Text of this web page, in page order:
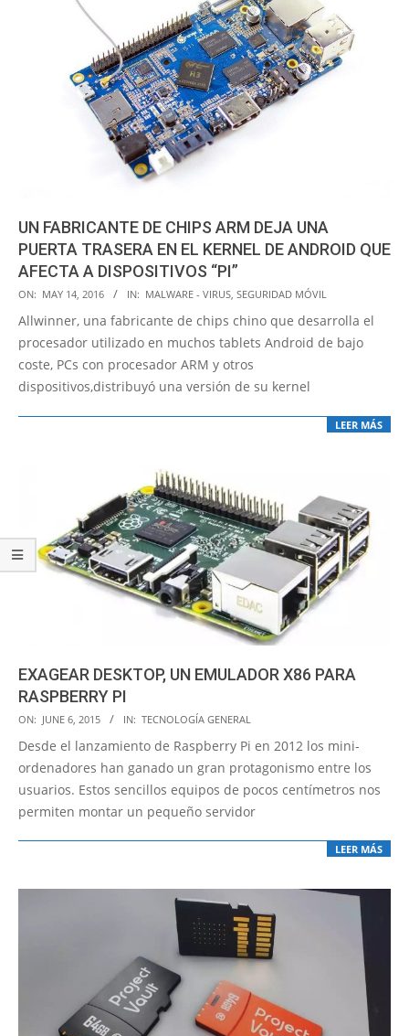
UN FABRICANTE DE CHIPS ARM DEJA UNA
PUERTA TRASERA EN EL KERNEL DE ANDROID QUE
AFECTA A DISPOSITIVOS “PI”
2016-
05-
14
ON: MAY 14, 2016 IN: MALWARE - VIRUS SEGURIDAD MÓVIL
Allwinner, una fabricante de chips chino que desarrolla el
procesador utilizado en muchos tablets Android de bajo
coste, PCs con procesador ARM y otros
dispositivos,distribuyó una versión de su kernel
LEER MÁS
EXAGEAR DESKTOP, UN EMULADOR X86 PARA
RASPBERRY PI
2015-
06-
06
ON: JUNE 6, 2015 IN: TECNOLOGÍA GENERAL
Desde el lanzamiento de Raspberry Pi en 2012 los mini-
ordenadores han ganado un gran protagonismo entre los
usuarios. Estos sencillos equipos de pocos centímetros nos
permiten montar un pequeño servidor
LEER MÁS